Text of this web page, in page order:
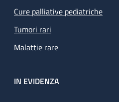
Cure palliative pediatriche
Tumori rari
Malattie rare
IN EVIDENZA